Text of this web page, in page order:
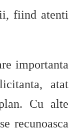
fiind atenti
importanta
atat
Cu alte
recunoasca